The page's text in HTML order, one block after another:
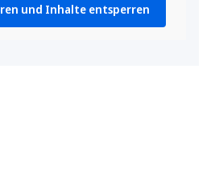
und Inhalte entsperren